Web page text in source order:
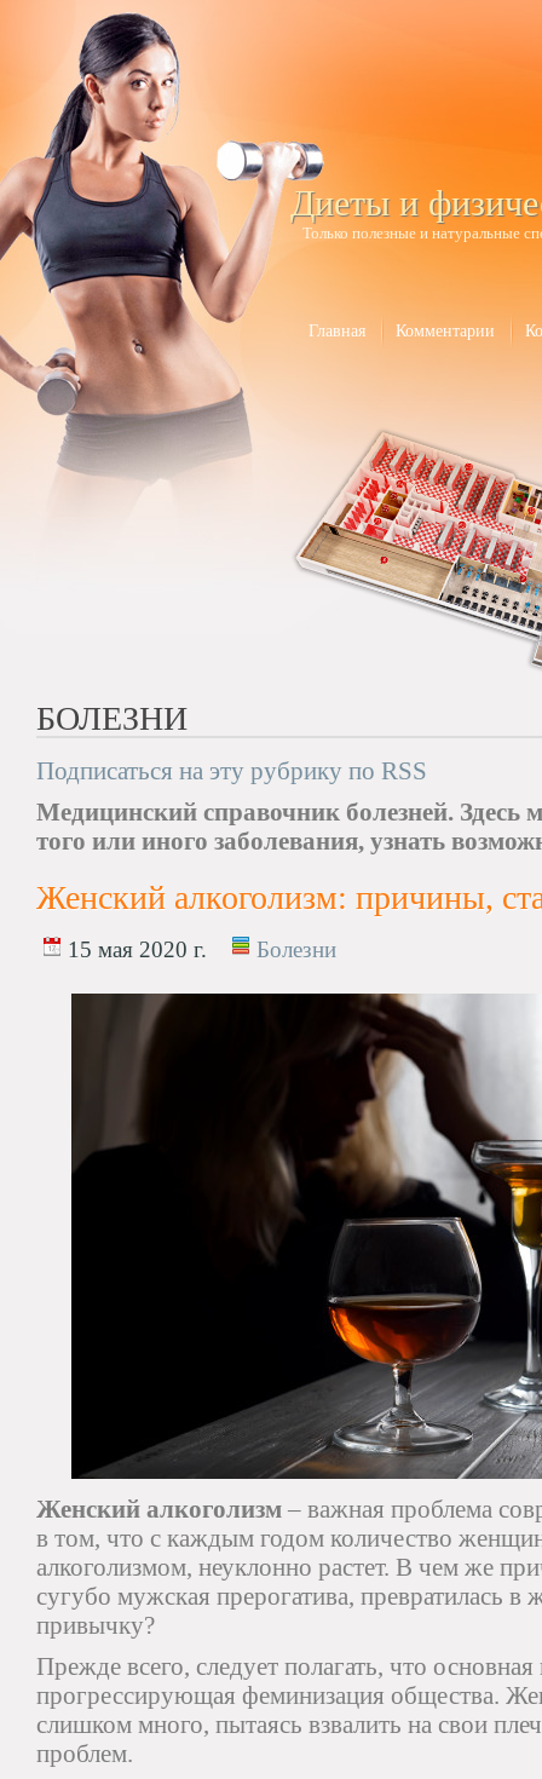
Диеты и
Только полезные и натуральные
Главная Комментарии
БОЛЕЗНИ
Подписаться на эту рубрику по RSS
Медицинский справочник болезней. Здесь
того или иного заболевания, узнать
Женский алкоголизм: причины,
15 мая 2020 г. Болезни
Женский алкоголизм – важная проблема
в том, что с каждым годом количество
алкоголизмом, неуклонно растет. В чем же
сугубо мужская прерогатива, превратилась
привычку?
Прежде всего, следует полагать, что
прогрессирующая феминизация общества.
слишком много, пытаясь взвалить на свои
проблем.